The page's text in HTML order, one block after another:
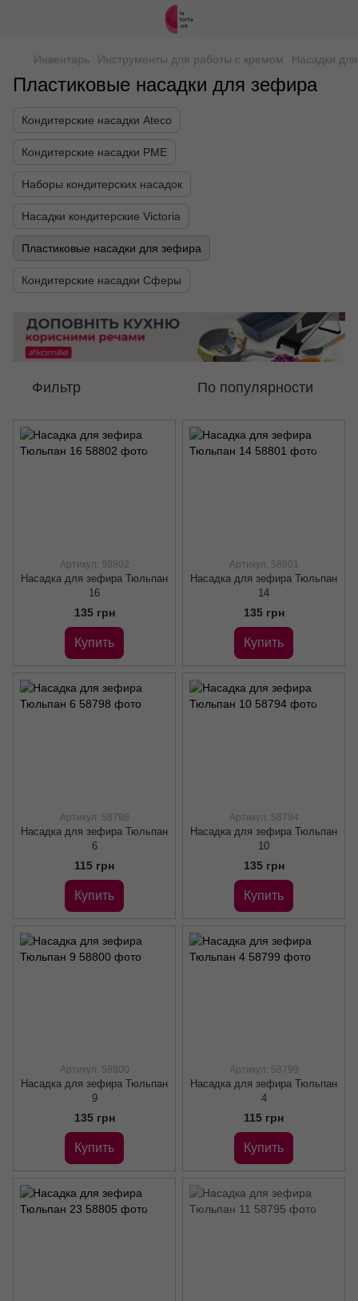
Инвентарь Инструменты для работы с кремом Насадки
Пластиковые насадки для зефира
Кондитерские насадки Ateco
Кондитерские насадки PME
Наборы кондитерских насадок
Насадки кондитерские Victoria
Пластиковые насадки для зефира
Кондитерские насадки Сферы
Фильтр По популярности
Артикул: 58802
Насадка для зефира Тюльпан
16
135 грн
Купить
Артикул: 58801
Насадка для зефира Тюльпан
14
135 грн
Купить
Артикул: 58798
Насадка для зефира Тюльпан
6
115 грн
Купить
Артикул: 58794
Насадка для зефира Тюльпан
10
135 грн
Купить
Артикул: 58800
Насадка для зефира Тюльпан
9
135 грн
Купить
Артикул: 58799
Насадка для зефира Тюльпан
4
115 грн
Купить